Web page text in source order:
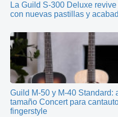
La Guild S-300 Deluxe
con nuevas pastillas y
Guild M-50 y M-40 Standard:
tamaño Concert para
fingerstyle